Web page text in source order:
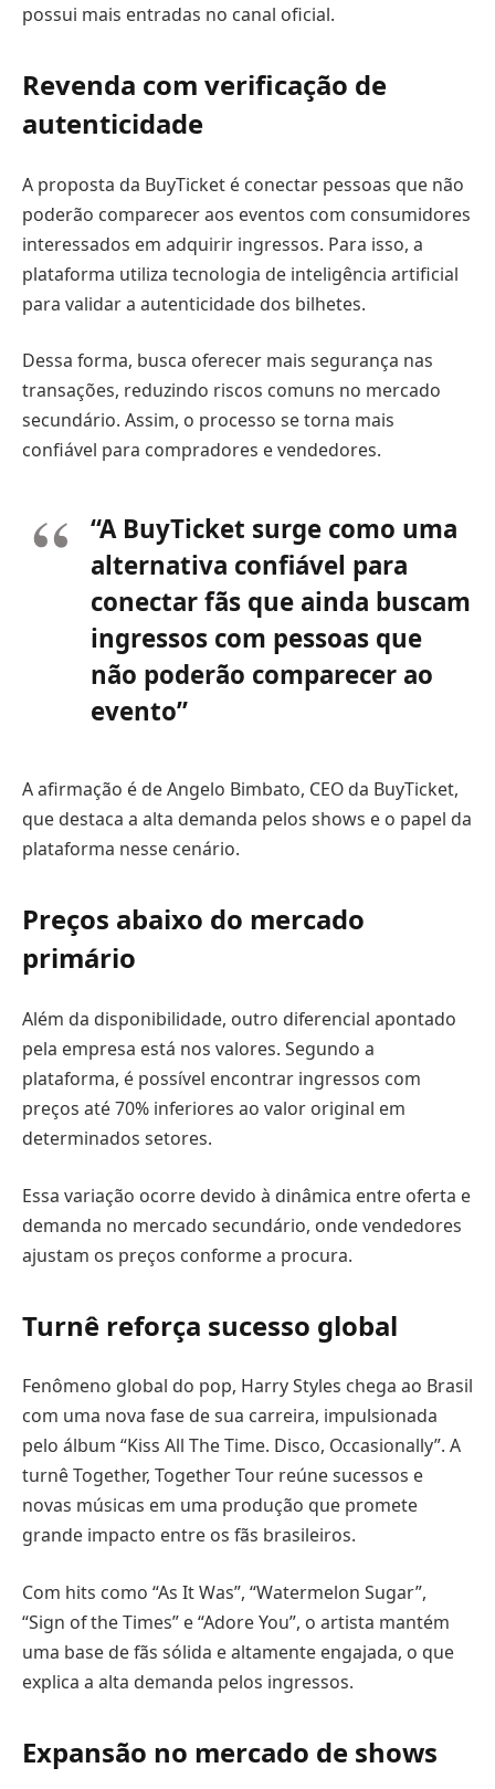
possui mais entradas no canal oficial.
Revenda com verificação de
autenticidade
A proposta da BuyTicket é conectar pessoas que não
poderão comparecer aos eventos com consumidores
interessados em adquirir ingressos. Para isso, a
plataforma utiliza tecnologia de inteligência artificial
para validar a autenticidade dos bilhetes.
Dessa forma, busca oferecer mais segurança nas
transações, reduzindo riscos comuns no mercado
secundário. Assim, o processo se torna mais
confiável para compradores e vendedores.
“A BuyTicket surge como uma
alternativa confiável para
conectar fãs que ainda buscam
ingressos com pessoas que
não poderão comparecer ao
evento”
A afirmação é de Angelo Bimbato, CEO da BuyTicket,
que destaca a alta demanda pelos shows e o papel da
plataforma nesse cenário.
Preços abaixo do mercado
primário
Além da disponibilidade, outro diferencial apontado
pela empresa está nos valores. Segundo a
plataforma, é possível encontrar ingressos com
preços até 70% inferiores ao valor original em
determinados setores.
Essa variação ocorre devido à dinâmica entre oferta e
demanda no mercado secundário, onde vendedores
ajustam os preços conforme a procura.
Turnê reforça sucesso global
Fenômeno global do pop, Harry Styles chega ao Brasil
com uma nova fase de sua carreira, impulsionada
pelo álbum “Kiss All The Time. Disco, Occasionally”. A
turnê Together, Together Tour reúne sucessos e
novas músicas em uma produção que promete
grande impacto entre os fãs brasileiros.
Com hits como “As It Was”, “Watermelon Sugar”,
“Sign of the Times” e “Adore You”, o artista mantém
uma base de fãs sólida e altamente engajada, o que
explica a alta demanda pelos ingressos.
Expansão no mercado de shows